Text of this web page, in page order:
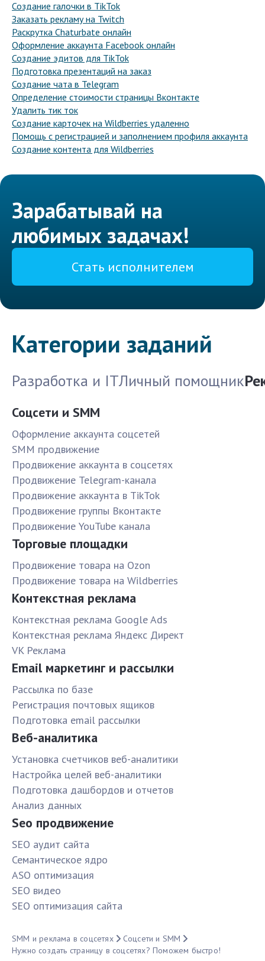
Создание галочки в TikTok
Заказать рекламу на Twitch
Раскрутка Chaturbate онлайн
Оформление аккаунта Facebook онлайн
Создание эдитов для TikTok
Подготовка презентаций на заказ
Создание чата в Telegram
Определение стоимости страницы Вконтакте
Удалить тик ток
Создание карточек на Wildberries удаленно
Помощь с регистрацией и заполнением профиля аккаунта
Создание контента для Wildberries
Зарабатывай на
любимых задачах!
Стать исполнителем
Категории заданий
Разработка и ITЛичный помощник
Соцсети и SMM
Оформление аккаунта соцсетей
SMM продвижение
Продвижение аккаунта в соцсетях
Продвижение Telegram-канала
Продвижение аккаунта в TikTok
Продвижение группы Вконтакте
Продвижение YouTube канала
Торговые площадки
Продвижение товара на Ozon
Продвижение товара на Wildberries
Контекстная реклама
Контекстная реклама Google Ads
Контекстная реклама Яндекс Директ
VK Реклама
Email маркетинг и рассылки
Рассылка по базе
Pегистрация почтовых ящиков
Подготовка email рассылки
Веб-аналитика
Установка счетчиков веб-аналитики
Настройка целей веб-аналитики
Подготовка дашбордов и отчетов
Анализ данных
Seo продвижение
SЕО аудит сайта
Семантическое ядро
ASO оптимизация
SЕО видео
SЕО оптимизация сайта
SMM и реклама в соцсетях
Соцсети и SMM
Нужно создать страницу в соцсетях? Поможем быстро!